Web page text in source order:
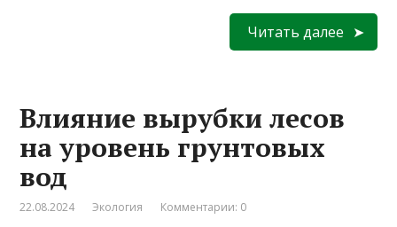
Читать далее
Влияние вырубки лесов
на уровень грунтовых
вод
22.08.2024 Экология Комментарии: 0